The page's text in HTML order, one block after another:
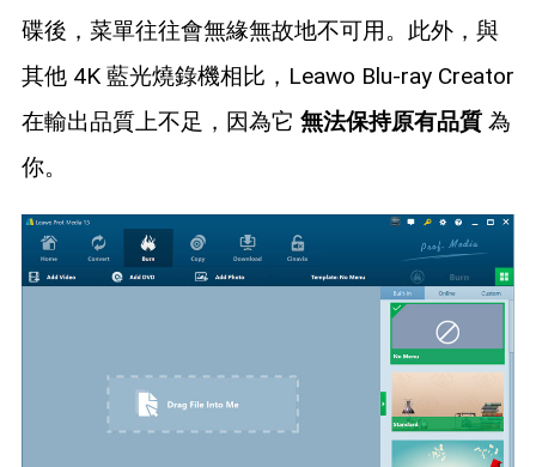
碟後，菜單往往會無緣無故地不可用。此外，與
其他 4K 藍光燒錄機相比，Leawo Blu-ray Creator
在輸出品質上不足，因為它 無法保持原有品質為
你。